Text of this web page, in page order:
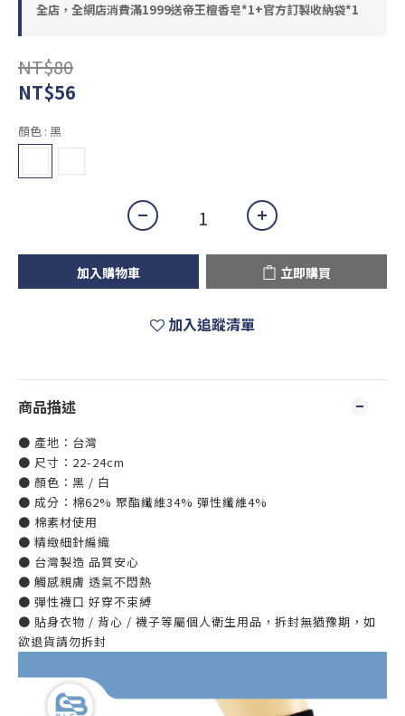
全店，全網店消費滿1999送帝王檀香皂*1+官方訂製收納袋*1
NT$80
NT$56
顏色 : 黑
加入購物車 立即購買
加入追蹤清單
商品描述
● 產地：台灣
● 尺寸：22-24cm
● 顏色：黑 / 白
● 成分：棉62% 聚酯纖維34% 彈性纖維4%
● 棉素材使用
● 精緻細針編織
● 台灣製造 品質安心
● 觸感親膚 透氣不悶熱
● 彈性襪口 好穿不束縛
● 貼身衣物 / 背心 / 襪子等屬個人衛生用品，拆封無猶豫期，如
欲退貨請勿拆封